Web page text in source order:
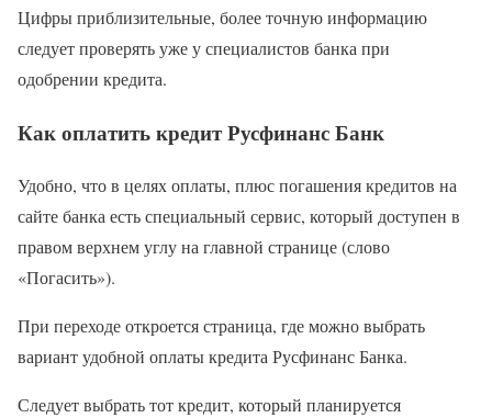
Цифры приблизительные, более точную информацию
следует проверять уже у специалистов банка при
одобрении кредита.
Как оплатить кредит Русфинанс Банк
Удобно, что в целях оплаты, плюс погашения кредитов на
сайте банка есть специальный сервис, который доступен в
правом верхнем углу на главной странице (слово
«Погасить»).
При переходе откроется страница, где можно выбрать
вариант удобной оплаты кредита Русфинанс Банка.
Следует выбрать тот кредит, который планируется